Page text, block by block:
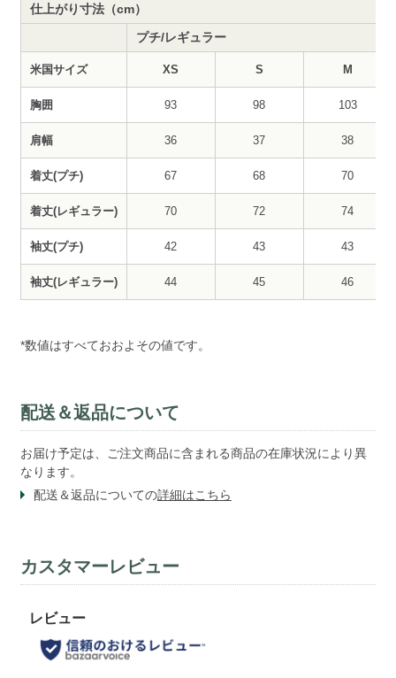
仕上がり寸法（cm）
プチ/レギュラー
米国サイズ XS S M
胸囲 93 98 103
肩幅 36 37 38
着丈(プチ) 67 68 70
着丈(レギュラー) 70 72 74
袖丈(プチ) 42 43 43
袖丈(レギュラー) 44 45 46
*数値はすべておおよその値です。
配送＆返品について
お届け予定は、ご注文商品に含まれる商品の在庫状況により異
なります。
配送＆返品についての詳細はこちら
カスタマーレビュー